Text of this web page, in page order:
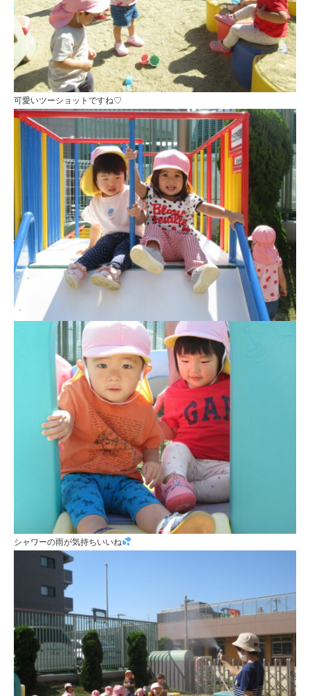
可愛いツーショットですね♡
シャワーの雨が気持ちいいね